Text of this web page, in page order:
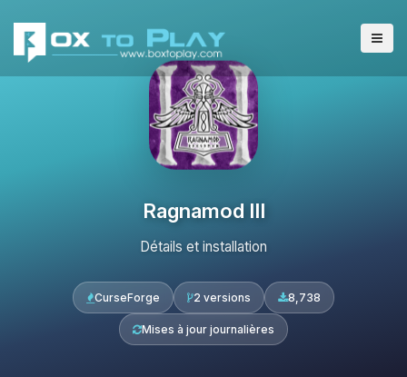
Ragnamod III
Détails et installation
CurseForge 2 versions 8,738
Mises à jour journalières